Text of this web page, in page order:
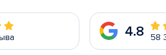
4.8 58